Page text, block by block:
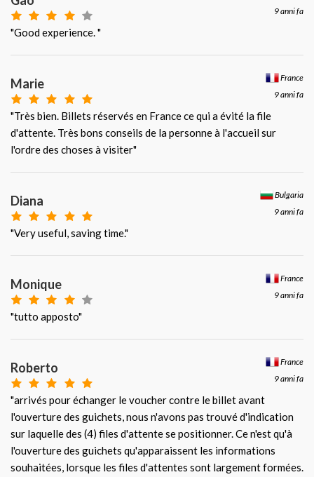
9 anni fa
"Good experience. "
France
9 anni fa
Marie
"Très bien. Billets réservés en France ce qui a évité la file
d'attente. Très bons conseils de la personne à l'accueil sur
l'ordre des choses à visiter"
Bulgaria
9 anni fa
Diana
"Very useful, saving time."
France
9 anni fa
Monique
"tutto apposto"
France
9 anni fa
Roberto
"arrivés pour échanger le voucher contre le billet avant
l'ouverture des guichets, nous n'avons pas trouvé d'indication
sur laquelle des (4) files d'attente se positionner. Ce n'est qu'à
l'ouverture des guichets qu'apparaissent les informations
souhaitées, lorsque les files d'attentes sont largement formées.